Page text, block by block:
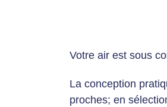
Votre air est sous
La conception
proches; en